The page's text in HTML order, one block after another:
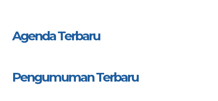
Agenda Terbaru
Pengumuman Terbaru